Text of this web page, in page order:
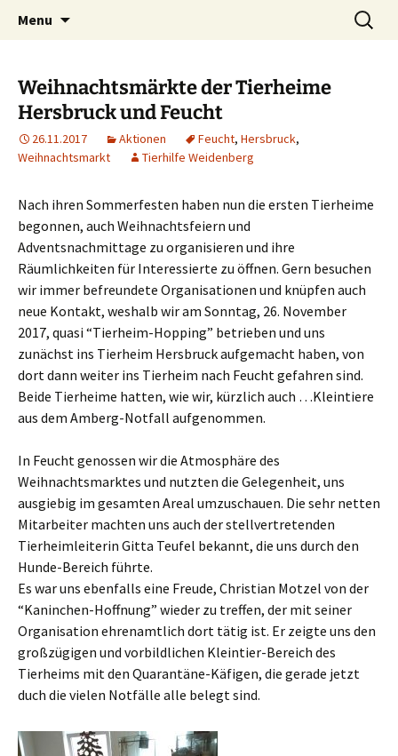
Tierhilfe
Weidenberg und Umgebung e.V.
Menu
Search
for:
Weihnachtsmärkte der Tierheime
Hersbruck und Feucht
26.11.2017 Aktionen Feucht, Hersbruck,
Weihnachtsmarkt
Tierhilfe Weidenberg
Nach ihren Sommerfesten haben nun die ersten Tierheime
begonnen, auch Weihnachtsfeiern und
Adventsnachmittage zu organisieren und ihre
Räumlichkeiten für Interessierte zu öffnen. Gern besuchen
wir immer befreundete Organisationen und knüpfen auch
neue Kontakt, weshalb wir am Sonntag, 26. November
2017, quasi “Tierheim-Hopping” betrieben und uns
zunächst ins Tierheim Hersbruck aufgemacht haben, von
dort dann weiter ins Tierheim nach Feucht gefahren sind.
Beide Tierheime hatten, wie wir, kürzlich auch …Kleintiere
aus dem Amberg-Notfall aufgenommen.
In Feucht genossen wir die Atmosphäre des
Weihnachtsmarktes und nutzten die Gelegenheit, uns
ausgiebig im gesamten Areal umzuschauen. Die sehr netten
Mitarbeiter machten uns auch der stellvertretenden
Tierheimleiterin Gitta Teufel bekannt, die uns durch den
Hunde-Bereich führte.
Es war uns ebenfalls eine Freude, Christian Motzel von der
“Kaninchen-Hoffnung” wieder zu treffen, der mit seiner
Organisation ehrenamtlich dort tätig ist. Er zeigte uns den
großzügigen und vorbildlichen Kleintier-Bereich des
Tierheims mit den Quarantäne-Käfigen, die gerade jetzt
duch die vielen Notfälle alle belegt sind.